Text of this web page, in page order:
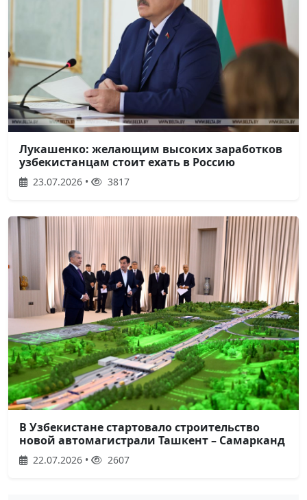
Лукашенко: желающим высоких заработков
узбекистанцам стоит ехать в Россию
23.07.2026 • 3817
В Узбекистане стартовало строительство
новой автомагистрали Ташкент – Самарканд
22.07.2026 • 2607